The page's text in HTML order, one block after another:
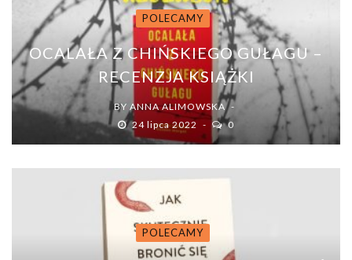
POLECAMY
OCALAŁA Z CHIŃSKIEGO GUŁAGU –
RECENZJA KSIĄŻKI
BY ANNA ALIMOWSKA
24 lipca 2022
0
POLECAMY